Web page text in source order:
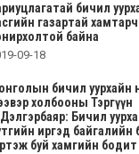
бичил
газартай
байна
09-18
бичил уурхайн
холбооны Тэргүүн
Бичил
иргэд байгалийн
буй хамгийн